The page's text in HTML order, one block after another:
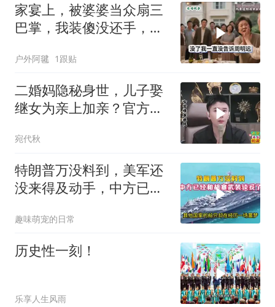
家宴上，被婆婆当众扇三
巴掌，我装傻没还手，悄
夫全家10人被新户主请出
家门
户外阿毽 1跟贴
二婚妈隐秘身世，儿子娶
继女为亲上加亲？官方怒
宛代秋
特朗普万没料到，美军还
没来得及动手，中方已经
趣味萌宠的日常
历史性一刻！
乐享人生风雨